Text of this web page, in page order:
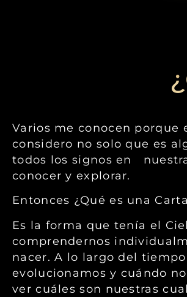
Varios me conocen porque
considero no solo que es
todos los signos en
conocer y explorar.
Entonces ¿Qué es una
Es la forma que tenía el
comprendernos
nacer. A lo largo del
evolucionamos y cuándo
ver cuáles son nuestras